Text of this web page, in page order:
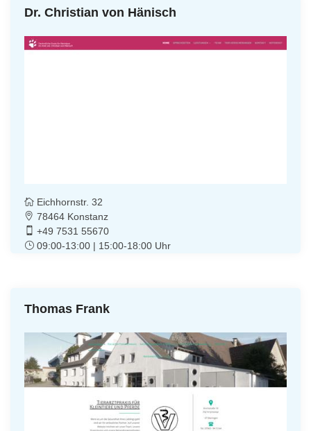
Dr. Christian von Hänisch
Eichhornstr. 32
78464 Konstanz
+49 7531 55670
09:00-13:00 | 15:00-18:00 Uhr
Thomas Frank